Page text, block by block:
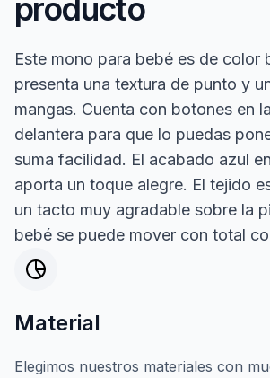
producto
Este mono para bebé es de color
presenta una textura de punto y
mangas. Cuenta con botones en
delantera para que lo puedas
suma facilidad. El acabado azul
aporta un toque alegre. El tejido
un tacto muy agradable sobre la
bebé se puede mover con total
Material
Elegimos nuestros materiales con